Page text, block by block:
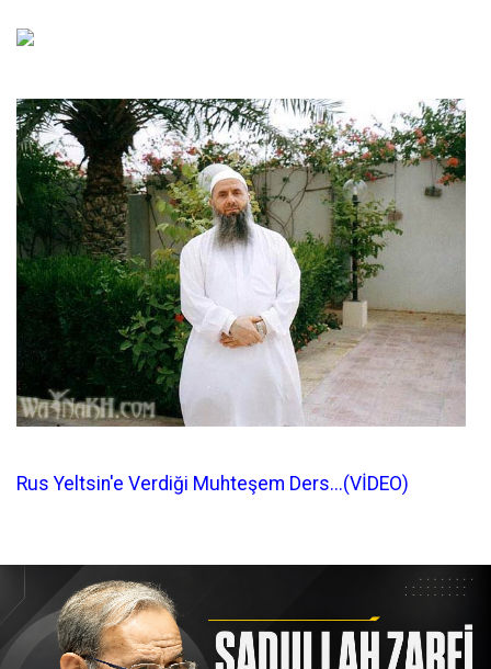
Rus Yeltsin'e Verdiği Muhteşem Ders...(VİDEO)